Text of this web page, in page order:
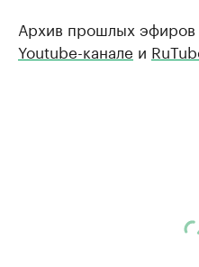
Архив прошлых
Youtube-канале и